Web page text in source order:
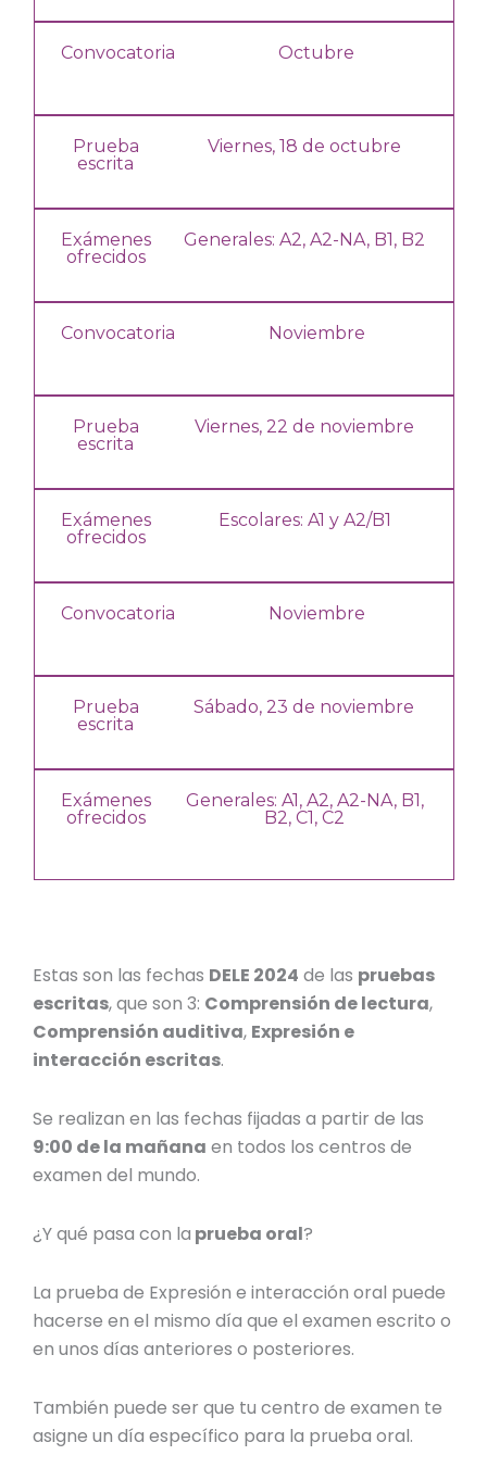
Convocatoria Octubre
Prueba
escrita
Viernes, 18 de octubre
Exámenes
ofrecidos
Generales: A2,A2-NA, B1, B2
Convocatoria Noviembre
Prueba
escrita
Viernes, 22 de noviembre
Exámenes
ofrecidos
Escolares: A1 y A2/B1
Convocatoria Noviembre
Prueba
escrita
Sábado, 23 de noviembre
Exámenes
ofrecidos
Generales: A1, A2, A2-NA, B1,
B2, C1, C2
Estas son las fechas DELE 2024 de las pruebas
escritas, que son 3: Comprensión de lectura,
Comprensión auditiva, Expresión e
interacción escritas.
Se realizan en las fechas fijadas a partir de las
9:00 de la mañana en todos los centros de
examen del mundo.
¿Y qué pasa con la prueba oral?
La prueba de Expresión e interacción oral puede
hacerse en el mismo día que el examen escrito o
en unos días anteriores o posteriores.
También puede ser que tu centro de examen te
asigne un día específico para la prueba oral.